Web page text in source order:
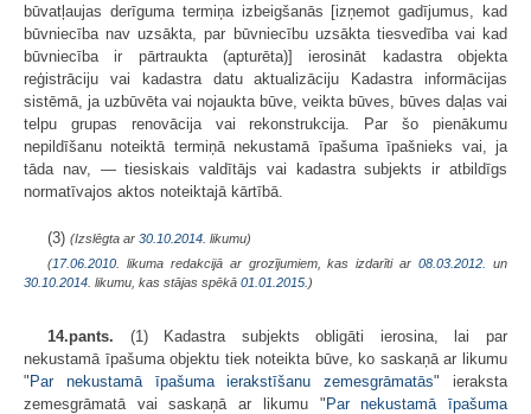
būvatļaujas derīguma termiņa izbeigšanās [izņemot gadījumus, kad
būvniecība nav uzsākta, par būvniecību uzsākta tiesvedība vai kad
būvniecība ir pārtraukta (apturēta)] ierosināt kadastra objekta
reģistrāciju vai kadastra datu aktualizāciju Kadastra informācijas
sistēmā, ja uzbūvēta vai nojaukta būve, veikta būves, būves daļas vai
telpu grupas renovācija vai rekonstrukcija. Par šo pienākumu
nepildīšanu noteiktā termiņā nekustamā īpašuma īpašnieks vai, ja
tāda nav, — tiesiskais valdītājs vai kadastra subjekts ir atbildīgs
normatīvajos aktos noteiktajā kārtībā.
(3) (Izslēgta ar 30.10.2014 . likumu)
(17.06.2010 . likuma redakcijā ar grozījumiem, kas izdarīti ar08.03.2012.
un
30.10.2014 . likumu, kas stājas spēkā 01.01.2015. )
14.pants. (1) Kadastra subjekts obligāti ierosina, lai par
nekustamā īpašuma objektu tiek noteikta būve, ko saskaņā ar likumu
" Par nekustamā īpašuma ierakstīšanu zemesgrāmatās" ieraksta
zemesgrāmatā vai saskaņā ar likumu " Par nekustamā īpašuma